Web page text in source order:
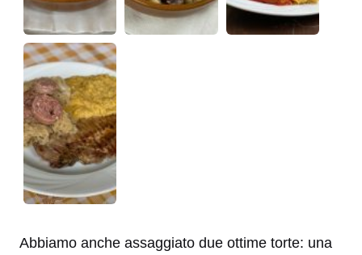
Abbiamo anche assaggiato due ottime torte: una